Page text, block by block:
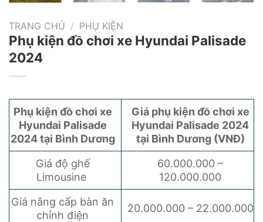
TRANG CHỦ / PHỤ KIỆN
Phụ kiện đồ chơi xe Hyundai Palisade
2024
Phụ kiện đồ chơi xe
Hyundai Palisade
2024 tại Bình Dương
Giá phụ kiện đồ chơi xe
Hyundai Palisade 2024
tại Bình Dương (VNĐ)
Giá độ ghế
Limousine
60.000.000 –
120.000.000
Giá nâng cấp bàn ăn
chỉnh điện
20.000.000 – 22.000.000